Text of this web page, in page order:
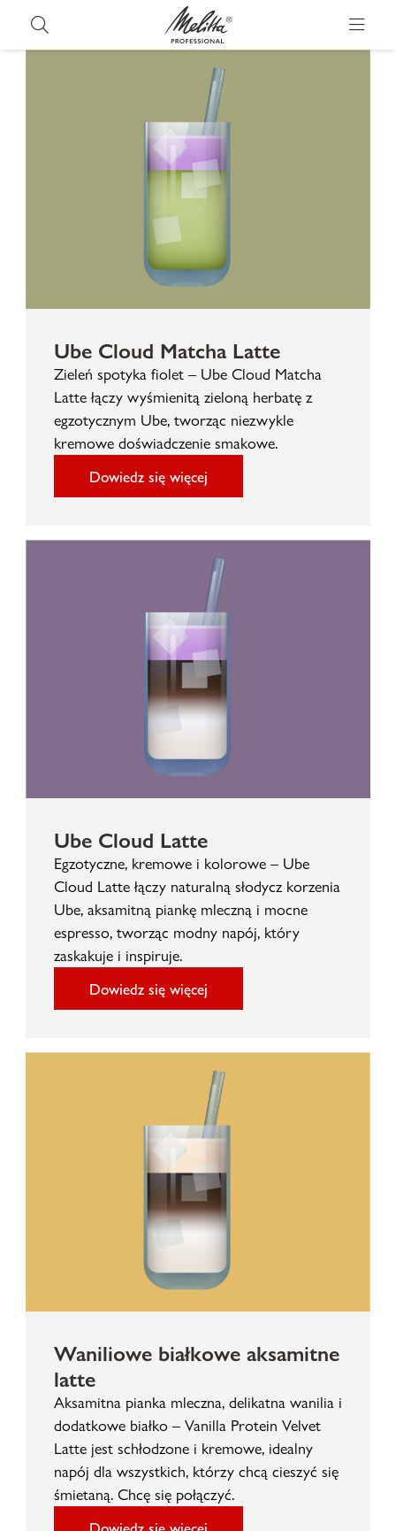
Ube Cloud Matcha Latte
Zieleń spotyka fiolet – Ube Cloud Matcha
Latte łączy wyśmienitą zieloną herbatę z
egzotycznym Ube, tworząc niezwykle
kremowe doświadczenie smakowe.
Dowiedz się więcej
Ube Cloud Latte
Egzotyczne, kremowe i kolorowe – Ube
Cloud Latte łączy naturalną słodycz korzenia
Ube, aksamitną piankę mleczną i mocne
espresso, tworząc modny napój, który
zaskakuje i inspiruje.
Dowiedz się więcej
Waniliowe białkowe aksamitne
latte
Aksamitna pianka mleczna, delikatna wanilia i
dodatkowe białko – Vanilla Protein Velvet
Latte jest schłodzone i kremowe, idealny
napój dla wszystkich, którzy chcą cieszyć się
śmietaną. Chcę się połączyć.